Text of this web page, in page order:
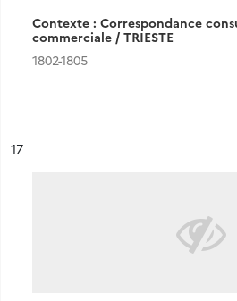
Contexte : Correspondance
commerciale / TRIESTE
1802-1805
n°
17